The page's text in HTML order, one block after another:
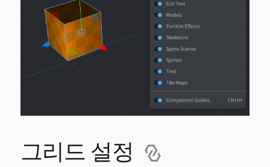
그리드 설정